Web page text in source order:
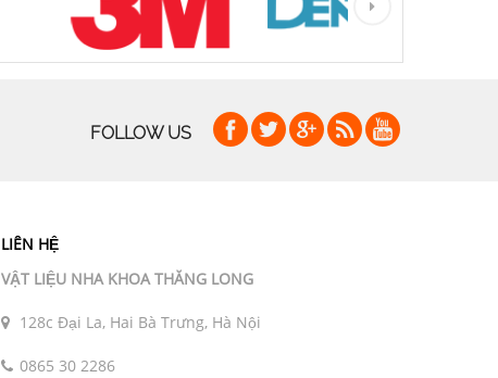
FOLLOW US
LIÊN HỆ
VẬT LIỆU NHA KHOA THĂNG LONG
128c Đại La, Hai Bà Trưng, Hà Nội
0865 30 2286